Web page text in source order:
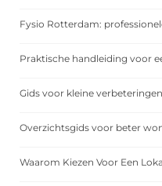
Fysio Rotterdam:
Praktische handleiding voor
Gids voor kleine
Overzichtsgids voor beter
Waarom Kiezen Voor Een